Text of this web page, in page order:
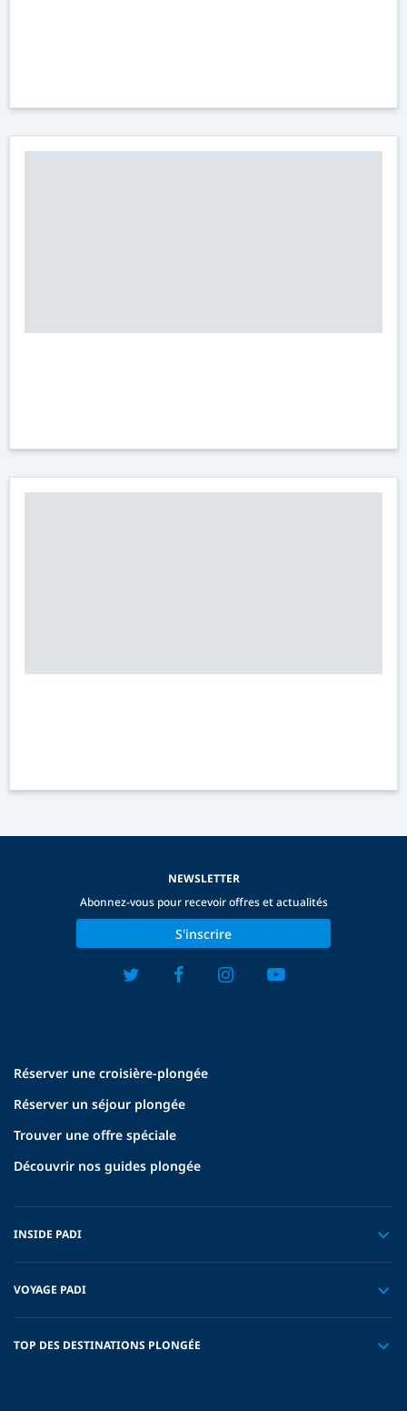
Réserver une croisière-plongée
Réserver un séjour plongée
Trouver une offre spéciale
Découvrir nos guides plongée
INSIDE PADI
VOYAGE PADI
TOP DES DESTINATIONS PLONGÉE
NEWSLETTER
Abonnez-vous pour recevoir offres et actualités
S'inscrire